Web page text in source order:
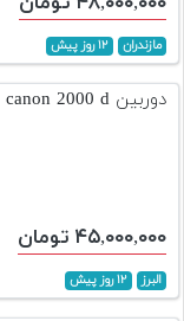
مازندران ۱۲ روز پیش
دوربین canon 2000 d
۴۵,۰۰۰,۰۰۰ تومان
البرز ۱۲ روز پیش